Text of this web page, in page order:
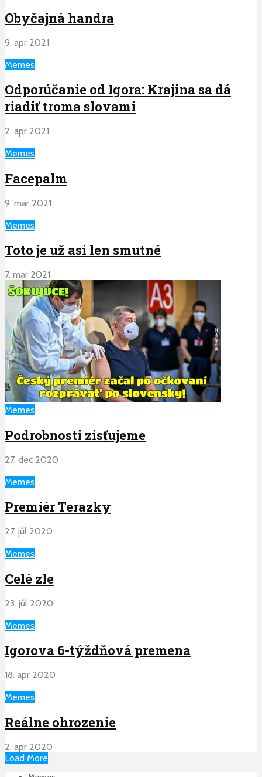
Obyčajná handra
9. apr 2021
Memes
Odporúčanie od Igora: Krajina sa dá
riadiť troma slovami
2. apr 2021
Memes
Facepalm
9. mar 2021
Memes
Toto je už asi len smutné
7. mar 2021
Memes
Podrobnosti zisťujeme
27. dec 2020
Memes
Premiér Terazky
27. júl 2020
Memes
Celé zle
23. júl 2020
Memes
Igorova 6-týždňová premena
18. apr 2020
Memes
Reálne ohrozenie
2. apr 2020
Load More